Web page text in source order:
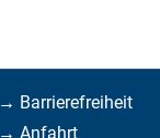
→ Barrierefreiheit
→ Anfahrt